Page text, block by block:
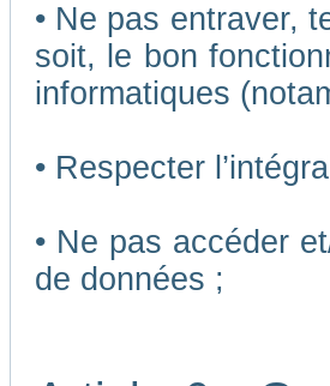
• Ne pas entraver,
soit, le bon
informatiques
• Respecter
• Ne pas accéder
de données ;